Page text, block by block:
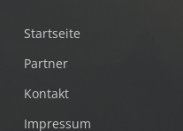
Startseite
Partner
Kontakt
Impressum